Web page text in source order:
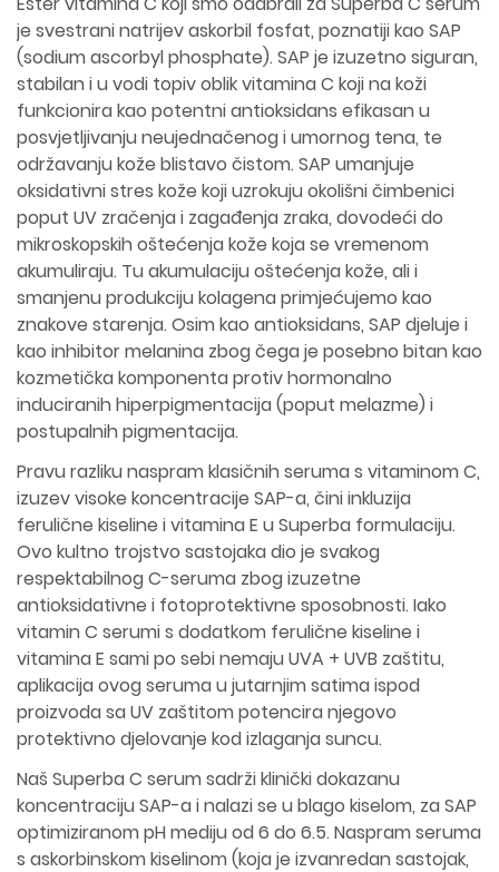
je svestrani natrijev askorbil fosfat, poznatiji kao SAP
(sodium ascorbyl phosphate). SAP je izuzetno siguran,
stabilan i u vodi topiv oblik vitamina C koji na koži
funkcionira kao potentni antioksidans efikasan u
posvjetljivanju neujednačenog i umornog tena, te
održavanju kože blistavo čistom. SAP umanjuje
oksidativni stres kože koji uzrokuju okolišni čimbenici
poput UV zračenja i zagađenja zraka, dovodeći do
mikroskopskih oštećenja kože koja se vremenom
akumuliraju. Tu akumulaciju oštećenja kože, ali i
smanjenu produkciju kolagena primjećujemo kao
znakove starenja. Osim kao antioksidans, SAP djeluje i
kao inhibitor melanina zbog čega je posebno bitan kao
kozmetička komponenta protiv hormonalno
induciranih hiperpigmentacija (poput melazme) i
postupalnih pigmentacija.
Pravu razliku naspram klasičnih seruma s vitaminom C,
izuzev visoke koncentracije SAP-a, čini inkluzija
ferulične kiseline i vitamina E u Superba formulaciju.
Ovo kultno trojstvo sastojaka dio je svakog
respektabilnog C-seruma zbog izuzetne
antioksidativne i fotoprotektivne sposobnosti. Iako
vitamin C serumi s dodatkom ferulične kiseline i
vitamina E sami po sebi nemaju UVA + UVB zaštitu,
aplikacija ovog seruma u jutarnjim satima ispod
proizvoda sa UV zaštitom potencira njegovo
protektivno djelovanje kod izlaganja suncu.
Naš Superba C serum sadrži klinički dokazanu
koncentraciju SAP-a i nalazi se u blago kiselom, za SAP
optimiziranom pH mediju od 6 do 6.5. Naspram seruma
s askorbinskom kiselinom (koja je izvanredan sastojak,